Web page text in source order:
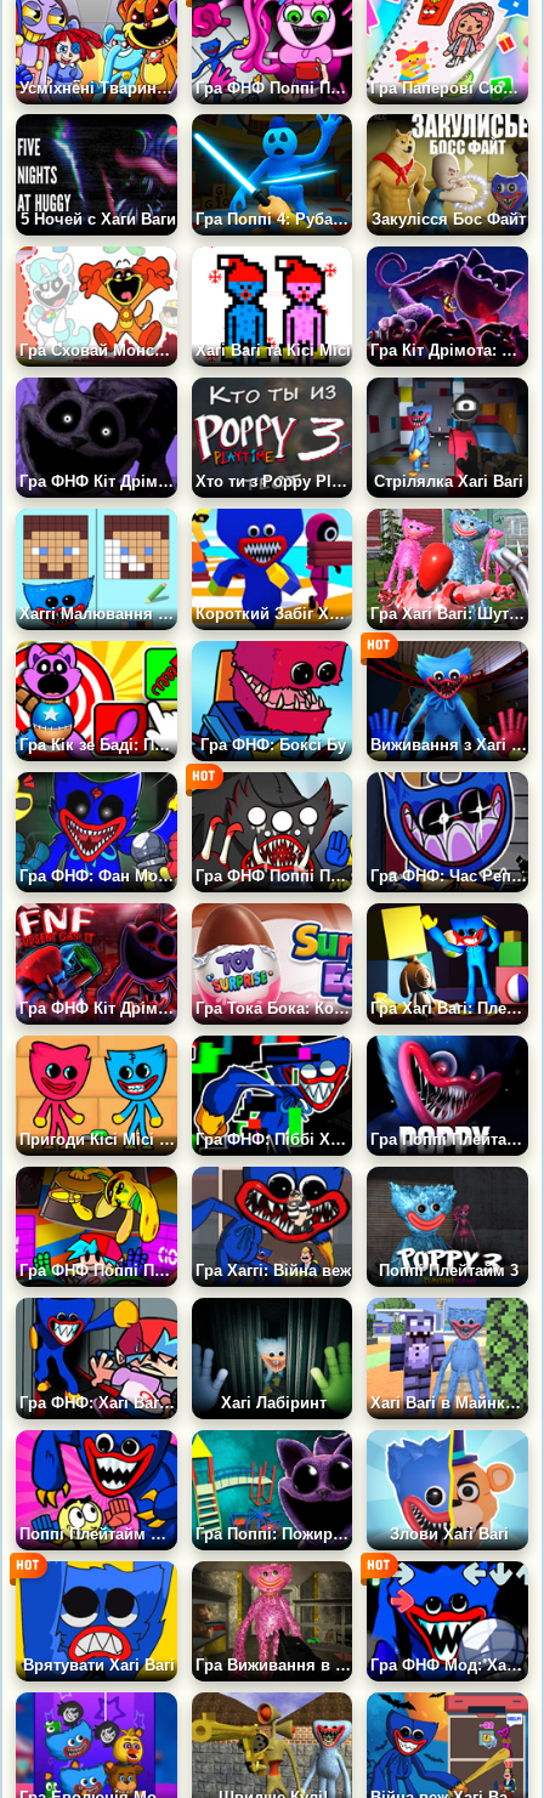
Усміхнені Тварини Проти Цифрового Цирку Гра ФНФ Поппі Плейтайм: Мама Довгі Ноги Гра Паперові Сюрпризи: Розпакування Іграшок
5 Ночей с Хаги Ваги Гра Поппі 4: Рубай Монстрів Мечем на Арені Закулісся Бос Файт
Гра Сховай Монстрика: Вибір Пози Хагі Вагі та Кісі Місі Гра Кіт Дрімота: Прототип 404
Гра ФНФ Кіт Дрімот: Криваві сни Хто ти з Poppy Playtime 3? Тест Стрілялка Хагі Вагі
Хаггі Малювання Челендж Короткий Забіг Хагі Вагі Гра Хагі Вагі: Шутер на Виживання
Гра Кік зе Баді: Поппі Плейтам Гра ФНФ: Боксі Бу Виживання з Хагі Вагі
Гра ФНФ: Фан Мод Хагі Вагі Гра ФНФ Поппі Плейтайм: Кіллі Віллі Гра ФНФ: Час Репу з Хагі Вагі
Гра ФНФ Кіт Дрімот: Годсент Газліт Гра Тока Бока: Колекція іграшок Гра Хагі Вагі: Плей Тайм
Пригоди Кісі Місі та Хагі Вагі Гра ФНФ: Піббі Хагі Вагі Гра Поппі Плейтайм: Втеча від Хагі Вагі
Гра ФНФ Поппі Плейтайм: Кролик Бонзо Гра Хаггі: Війна веж Поппі Плейтайм 3
Гра ФНФ: Хагі Вагі у Вентиляції 2 (Поппі Плейтайм) Хагі Лабіринт Хагі Вагі в Майнкрафт
Поппі Плейтайм Хапач Гра Поппі: Пожирач Мод Злови Хагі Вагі
Врятувати Хагі Вагі Гра Виживання в Поппі Плейтайм: Хагі Вагі Гра ФНФ Мод: Хаггі Ваггі у Вентиляції